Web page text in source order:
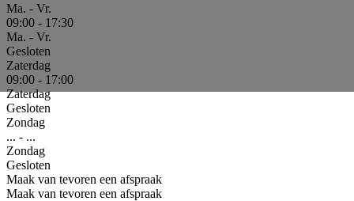
Ma. - Vr.
09:00 - 17:30
Ma. - Vr.
Gesloten
Zaterdag
09:00 - 17:00
Zaterdag
Gesloten
Zondag
... - ...
Zondag
Gesloten
Maak van tevoren een afspraak
Maak van tevoren een afspraak